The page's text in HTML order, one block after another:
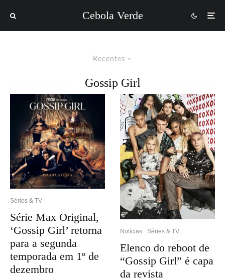
Cebola Verde
Recentes
Gossip Girl
Séries & TV
Série Max Original,
‘Gossip Girl’ retorna
para a segunda
temporada em 1º de
dezembro
Notícias Séries & TV
Elenco do reboot de
“Gossip Girl” é capa
da revista